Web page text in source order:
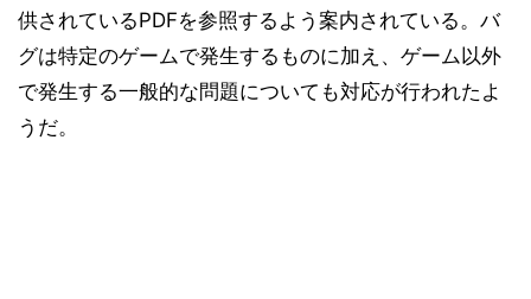
供されているPDFを参照するよう案内されている。バ
グは特定のゲームで発生するものに加え、ゲーム以外
で発生する一般的な問題についても対応が行われたよ
うだ。